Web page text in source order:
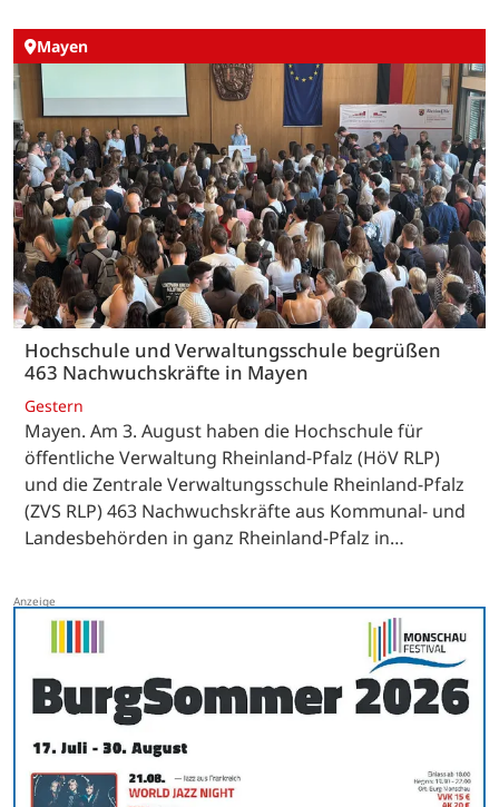
Mayen
Hochschule und Verwaltungsschule begrüßen
463 Nachwuchskräfte in Mayen
Gestern
Mayen. Am 3. August haben die Hochschule für
öffentliche Verwaltung Rheinland-Pfalz (HöV RLP)
und die Zentrale Verwaltungsschule Rheinland-Pfalz
(ZVS RLP) 463 Nachwuchskräfte aus Kommunal- und
Landesbehörden in ganz Rheinland-Pfalz in…